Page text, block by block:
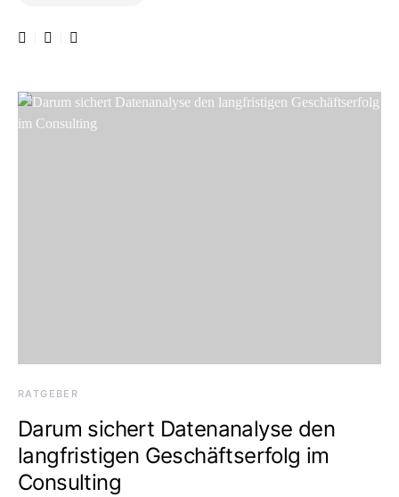
RATGEBER
Darum sichert Datenanalyse den
langfristigen Geschäftserfolg im
Consulting